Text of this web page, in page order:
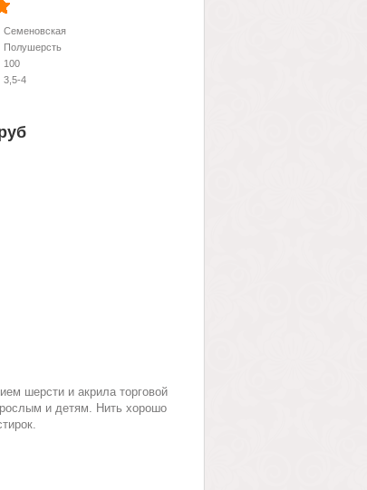
Семеновская
Полушерсть
100
3,5-4
шерсти и акрила торговой
и детям. Нить хорошо